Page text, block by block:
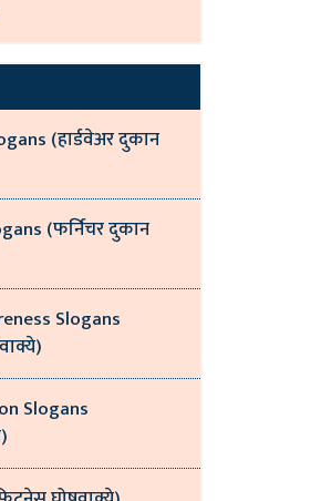
(हार्डवेअर दुकान
(फर्निचर दुकान
Slogans
Slogans